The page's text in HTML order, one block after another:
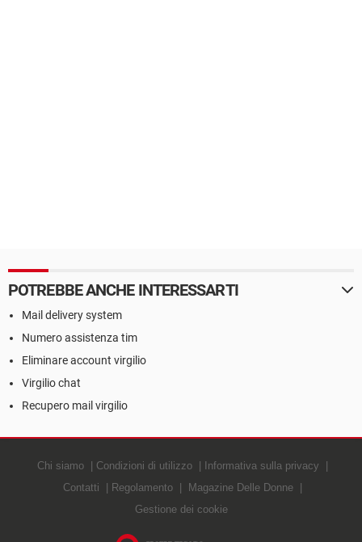
POTREBBE ANCHE INTERESSARTI
Mail delivery system
Numero assistenza tim
Eliminare account virgilio
Virgilio chat
Recupero mail virgilio
Chi siamo Condizioni di utilizzo
Informativa sulla privacy
Contatti
Regolamento
Magazine Delle Donne
Gestione dei cookie